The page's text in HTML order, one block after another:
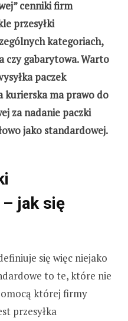
cenniki firm
przesyłki
kategoriach,
czy gabarytowa. Warto
paczek
kurierska ma prawo do
za nadanie paczki
jako standardowej.
jak się
się więc niejako
to te, które nie
której firmy
przesyłka